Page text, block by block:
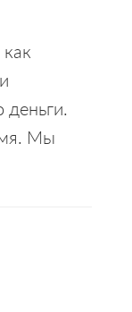
деньги.
Мы